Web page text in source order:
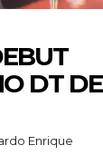
DT DE
Enrique